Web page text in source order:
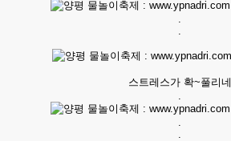
.
.
스트레스가 확~풀리네
.
.
.